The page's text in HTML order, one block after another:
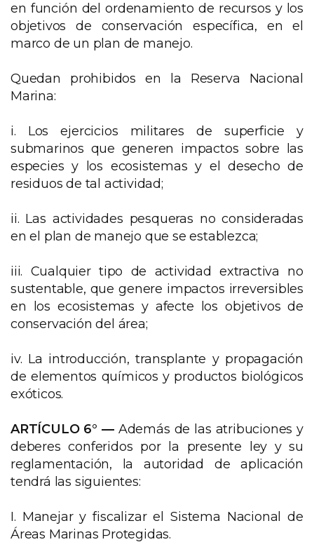
en función del ordenamiento de recursos y los
objetivos de conservación específica, en el
marco de un plan de manejo.
Quedan prohibidos en la Reserva Nacional
Marina:
i. Los ejercicios militares de superficie y
submarinos que generen impactos sobre las
especies y los ecosistemas y el desecho de
residuos de tal actividad;
ii. Las actividades pesqueras no consideradas
en el plan de manejo que se establezca;
iii. Cualquier tipo de actividad extractiva no
sustentable, que genere impactos irreversibles
en los ecosistemas y afecte los objetivos de
conservación del área;
iv. La introducción, transplante y propagación
de elementos químicos y productos biológicos
exóticos.
ARTÍCULO 6° —Además de las atribuciones y
deberes conferidos por la presente ley y su
reglamentación, la autoridad de aplicación
tendrá las siguientes:
I. Manejar y fiscalizar el Sistema Nacional de
Áreas Marinas Protegidas.